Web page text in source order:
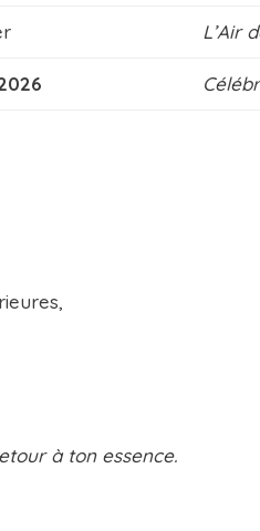
L’Air
à ton essence.